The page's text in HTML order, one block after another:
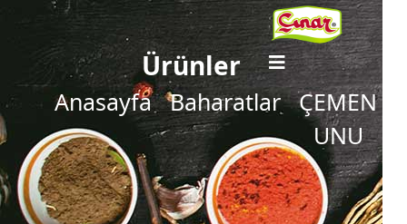
Ürünler
Anasayfa Baharatlar ÇEMEN
UNU